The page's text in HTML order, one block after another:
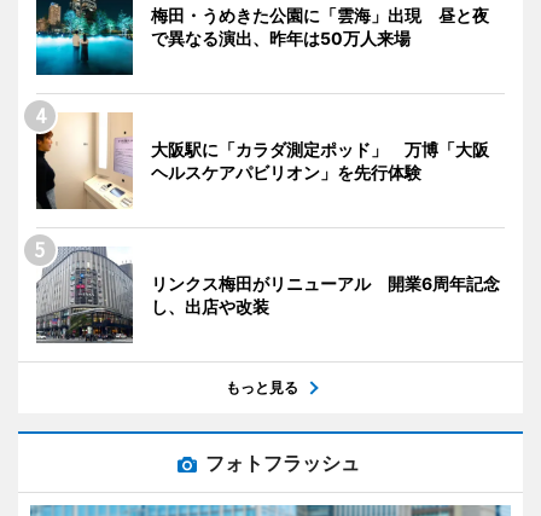
梅田・うめきた公園に「雲海」出現 昼と夜
で異なる演出、昨年は50万人来場
大阪駅に「カラダ測定ポッド」 万博「大阪
ヘルスケアパビリオン」を先行体験
リンクス梅田がリニューアル 開業6周年記念
し、出店や改装
もっと見る
フォトフラッシュ